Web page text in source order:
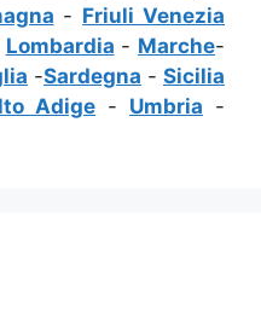
- Friuli Venezia
Lombardia - Marche-
-Sardegna - Sicilia
Adige - Umbria -